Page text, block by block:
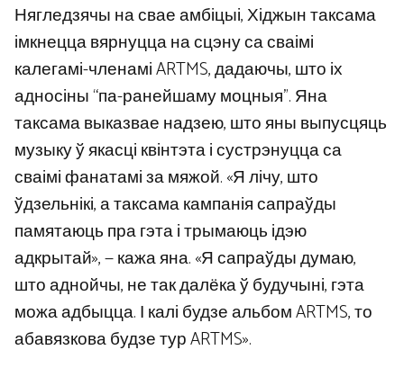
Нягледзячы на ​​​​свае амбіцыі, Хіджын таксама
імкнецца вярнуцца на сцэну са сваімі
калегамі-членамі ARTMS, дадаючы, што іх
адносіны “па-ранейшаму моцныя”. Яна
таксама выказвае надзею, што яны выпусцяць
музыку ў якасці квінтэта і сустрэнуцца са
сваімі фанатамі за мяжой. «Я лічу, што
ўдзельнікі, а таксама кампанія сапраўды
памятаюць пра гэта і трымаюць ідэю
адкрытай», — кажа яна. «Я сапраўды думаю,
што аднойчы, не так далёка ў будучыні, гэта
можа адбыцца. І калі будзе альбом ARTMS, то
абавязкова будзе тур ARTMS».